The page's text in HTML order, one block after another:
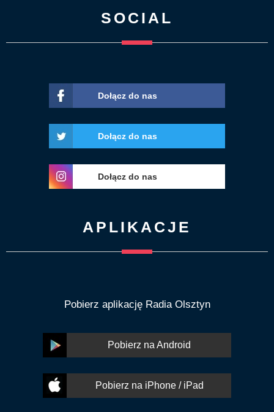
SOCIAL
Dołącz do nas
Dołącz do nas
Dołącz do nas
APLIKACJE
Pobierz aplikację Radia Olsztyn
Pobierz na Android
Pobierz na iPhone / iPad